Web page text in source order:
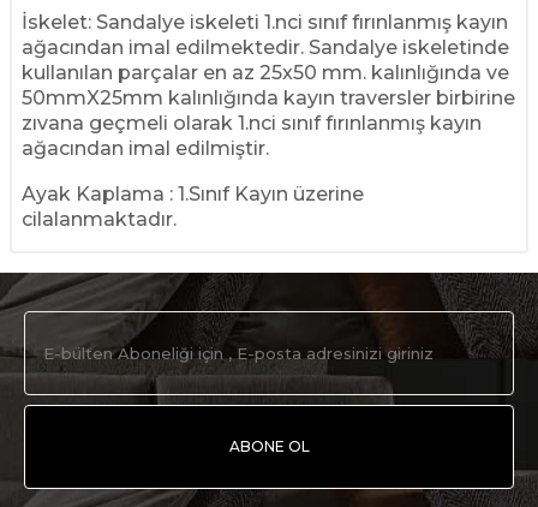
İskelet: Sandalye iskeleti 1.nci sınıf fırınlanmış kayın
ağacından imal edilmektedir. Sandalye iskeletinde
kullanılan parçalar en az 25x50 mm. kalınlığında ve
50mmX25mm kalınlığında kayın traversler birbirine
zıvana geçmeli olarak 1.nci sınıf fırınlanmış kayın
ağacından imal edilmiştir.
Ayak Kaplama : 1.Sınıf Kayın üzerine
cilalanmaktadır.
ABONE OL